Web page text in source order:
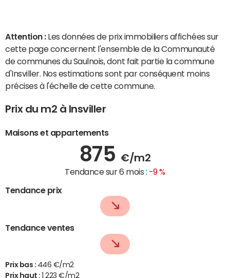
Attention : Les données de prix immobiliers affichées sur
cette page concernent l'ensemble de la Communauté
de communes du Saulnois, dont fait partie la commune
d'Insviller. Nos estimations sont par conséquent moins
précises à l'échelle de cette commune.
Prix du m2 à Insviller
Maisons et appartements
875 €/m2
Tendance sur 6 mois : -9 %
Tendance prix
Tendance ventes
Prix bas : 446 €/m2
Prix haut :
1 223 €/m2